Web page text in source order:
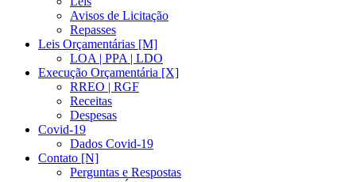
Avisos de Licitação
Repasses
Leis Orçamentárias [M]
LOA | PPA | LDO
Execução Orçamentária [X]
RREO | RGF
Receitas
Despesas
Covid-19
Dados Covid-19
Contato [N]
Perguntas e Respostas